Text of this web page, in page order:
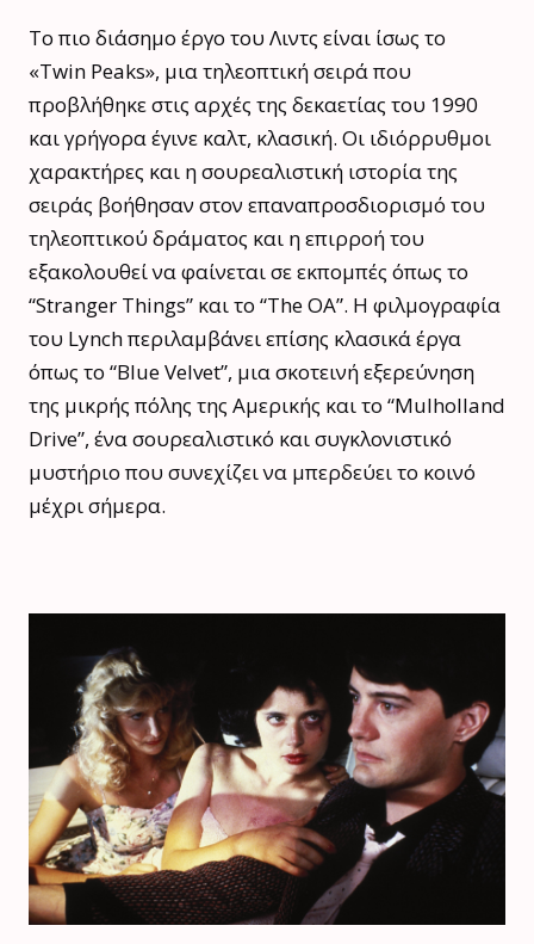
Το πιο διάσημο έργο του Λιντς είναι ίσως το
«Twin Peaks», μια τηλεοπτική σειρά που
προβλήθηκε στις αρχές της δεκαετίας του 1990
και γρήγορα έγινε καλτ, κλασική. Οι ιδιόρρυθμοι
χαρακτήρες και η σουρεαλιστική ιστορία της
σειράς βοήθησαν στον επαναπροσδιορισμό του
τηλεοπτικού δράματος και η επιρροή του
εξακολουθεί να φαίνεται σε εκπομπές όπως το
“Stranger Things” και το “The OA”. Η φιλμογραφία
του Lynch περιλαμβάνει επίσης κλασικά έργα
όπως το “Blue Velvet”, μια σκοτεινή εξερεύνηση
της μικρής πόλης της Αμερικής και το “Mulholland
Drive”, ένα σουρεαλιστικό και συγκλονιστικό
μυστήριο που συνεχίζει να μπερδεύει το κοινό
μέχρι σήμερα.